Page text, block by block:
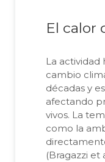
El calor
La actividad
cambio
décadas y
afectando
vivos. La
como la
(Bragazzi et